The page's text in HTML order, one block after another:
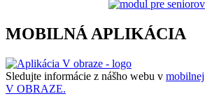
MOBILNÁ APLIKÁCIA
Sledujte informácie z nášho webu v
V OBRAZE.